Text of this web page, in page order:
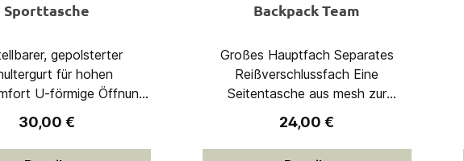
Sporttasche
gepolsterter
für hohen
Öffnung
ist abnehmbar
Reißverschlusstasche
Zwei große
Regulärer Preis:
30,00 €
Backpack Team
Großes Hauptfach Separates
Reißverschlussfach Eine
Seitentasche aus mesh zur
Aufbewahrung einer Trinkflasche
Maße: 33,5 x 15,5 x 47,5
cmVolumen: 24 Liter 98%
Regulärer Preis:
24,00 €